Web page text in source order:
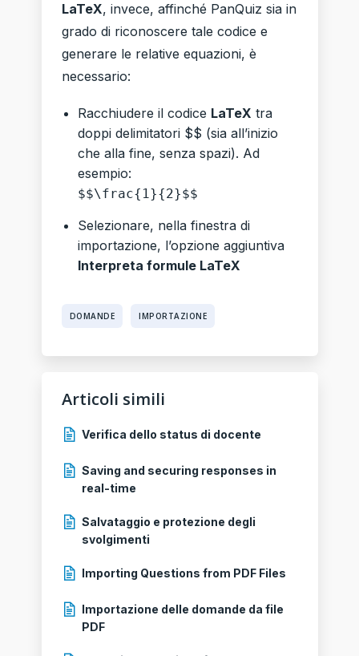
LaTeX, invece, affinché PanQuiz sia in
grado di riconoscere tale codice e
generare le relative equazioni, è
necessario:
Racchiudere il codice LaTeX tra
doppi delimitatori $$ (sia all’inizio
che alla fine, senza spazi). Ad
esempio:
$$\frac{1}{2}$$
Selezionare, nella finestra di
importazione, l’opzione aggiuntiva
Interpreta formule LaTeX
DOMANDE IMPORTAZIONE
Articoli simili
Verifica dello status di docente
Saving and securing responses in
real-time
Salvataggio e protezione degli
svolgimenti
Importing Questions from PDF Files
Importazione delle domande da file
PDF